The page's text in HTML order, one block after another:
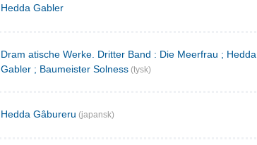
Hedda Gabler
Dram atische Werke. Dritter Band : Die Meerfrau ; Hedda
Gabler ; Baumeister Solness (tysk)
Hedda Gâbureru (japansk)